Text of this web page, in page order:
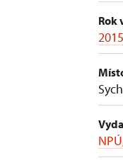
Rok
2015